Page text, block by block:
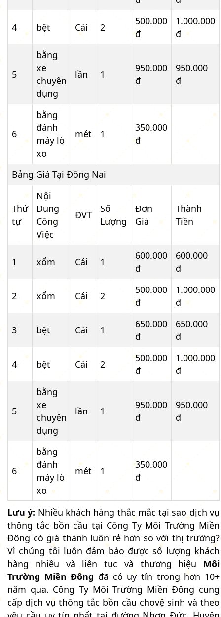
4 bệt Cái 2
500.000
đ
1.000.000
đ
5
bằng
xe
chuyên
dụng
lần 1
950.000
đ
950.000
đ
6
bằng
đánh
máy lò
xo
mét 1
350.000
đ
Bảng Giá Tại Đồng Nai
Thứ
tự
Nội
Dung
Công
Việc
ĐVT
Số
Lượng
Đơn
Giá
Thành
Tiền
1 xổm Cái 1
600.000
đ
600.000
đ
2 xổm Cái 2
500.000
đ
1.000.000
đ
3 bệt Cái 1
650.000
đ
650.000
đ
4 bệt Cái 2
500.000
đ
1.000.000
đ
5
bằng
xe
chuyên
dụng
lần 1
950.000
đ
950.000
đ
6
bằng
đánh
máy lò
xo
mét 1
350.000
đ
Lưu ý: Nhiều khách hàng thắc mắc tại sao dịch vụ
thông tắc bồn cầu tại Công Ty Môi Trường Miền
Đông có giá thành luôn rẻ hơn so với thị trường?
Vì chúng tôi luôn đảm bảo được số lượng khách
hàng nhiều và liên tục và thương hiệu Môi
Trường Miền Đông đã có uy tín trong hơn 10+
năm qua. Công Ty Môi Trường Miền Đông cung
cấp dịch vụ thông tắc bồn cầu chovệ sinh và theo